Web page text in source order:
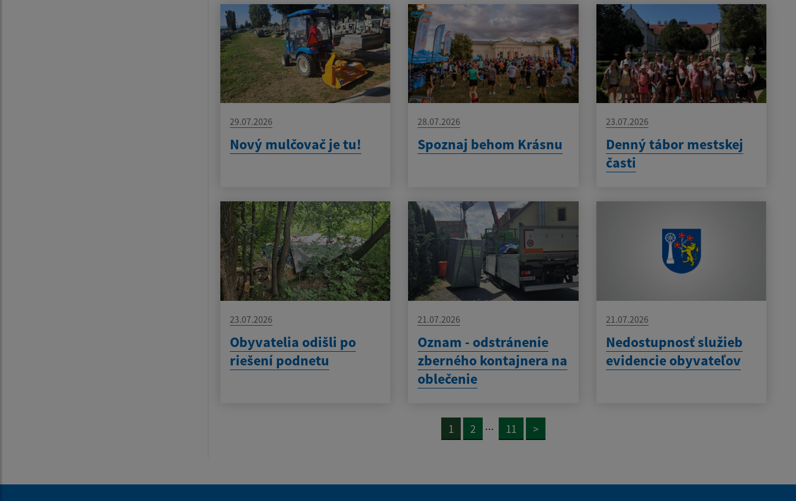
29.07.2026
Nový mulčovač je tu!
28.07.2026
Spoznaj behom Krásnu
23.07.2026
Denný tábor mestskej
časti
23.07.2026
Obyvatelia odišli po
riešení podnetu
21.07.2026
Oznam - odstránenie
zberného kontajnera na
oblečenie
21.07.2026
Nedostupnosť služieb
evidencie obyvateľov
1 2 ... 11 >